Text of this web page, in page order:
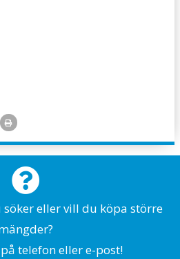
eller vill du köpa större
telefon eller e-post!